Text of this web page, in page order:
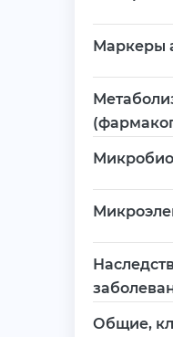
Маркеры
Общие,